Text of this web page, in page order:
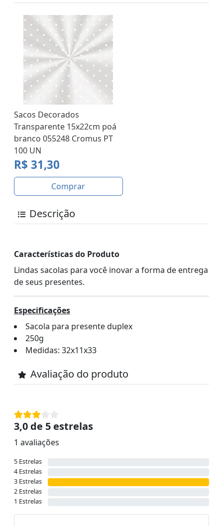
Sacos Decorados
Transparente 15x22cm poá
branco 055248 Cromus PT
100 UN
R$ 31,30
Comprar
Descrição
Características do Produto
Lindas sacolas para você inovar a forma de entrega
de seus presentes.
Especificações
Sacola para presente duplex
250g
Medidas: 32x11x33
Avaliação do produto
3,0 de 5 estrelas
1 avaliações
5 Estrelas
4 Estrelas
3 Estrelas
2 Estrelas
1 Estrelas